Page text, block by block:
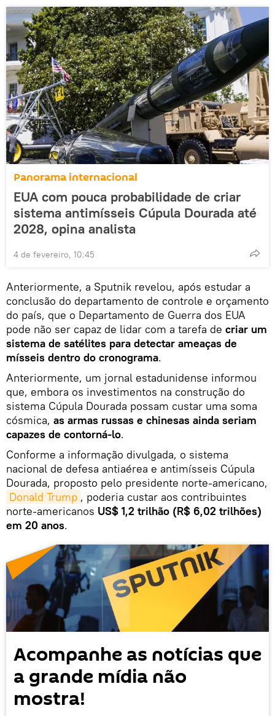
Panorama internacional
EUA com pouca probabilidade de criar
sistema antimísseis Cúpula Dourada até
2028, opina analista
4 de fevereiro, 10:45
Anteriormente, a Sputnik revelou, após estudar a
conclusão do departamento de controle e orçamento
do país, que o Departamento de Guerra dos EUA
pode não ser capaz de lidar com a tarefa de criar um
sistema de satélites para detectar ameaças de
mísseis dentro do cronograma.
Anteriormente, um jornal estadunidense informou
que, embora os investimentos na construção do
sistema Cúpula Dourada possam custar uma soma
cósmica, as armas russas e chinesas ainda seriam
capazes de contorná-lo.
Conforme a informação divulgada, o sistema
nacional de defesa antiaérea e antimísseis Cúpula
Dourada, proposto pelo presidente norte-americano,
Donald Trump , poderia custar aos contribuintes
norte-americanos US$ 1,2 trilhão (R$ 6,02 trilhões)
em 20 anos.
Acompanhe as notícias que
a grande mídia não
mostra!